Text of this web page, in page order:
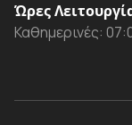
Ώρες
Καθημερινές: